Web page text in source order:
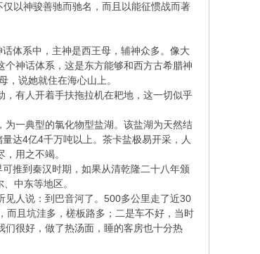
以神骏善驰而驰名，而且以能征惯战而著
体系中，主神是西王母，辅神众多。像大
神话体系，这是东方能够和西方古希腊神
，说她就住在海心山上。
有人开着手扶拖拉机在耙地，这一切似乎
为一典型的氯化物型盐湖。该盐湖为天然结
达4亿4千万吨以上。茶卡盐极易开采，人
用之不竭。
推到秦汉时期，如果从清乾隆二十八年颁
中东等地区。
见人说：到巴音河了。500多公里走了近30
而且坑洼多，槎板路多；二是车不好，当时
们很好，做了热汤面，睡的客房也十分热